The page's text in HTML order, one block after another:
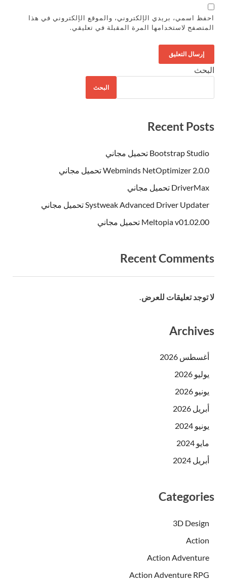
احفظ اسمي، بريدي الإلكتروني، والموقع الإلكتروني في هذا
المتصفح لاستخدامها المرة المقبلة في تعليقي.
البحث
البحث
Recent Posts
Bootstrap Studio تحميل مجاني
Webminds NetOptimizer 2.0.0 تحميل مجاني
DriverMax تحميل مجاني
Systweak Advanced Driver Updater تحميل مجاني
Meltopia v01.02.00 تحميل مجاني
Recent Comments
لا توجد تعليقات للعرض.
Archives
أغسطس 2026
يوليو 2026
يونيو 2026
أبريل 2026
يونيو 2024
مايو 2024
أبريل 2024
Categories
3D Design
Action
Action Adventure
Action Adventure RPG